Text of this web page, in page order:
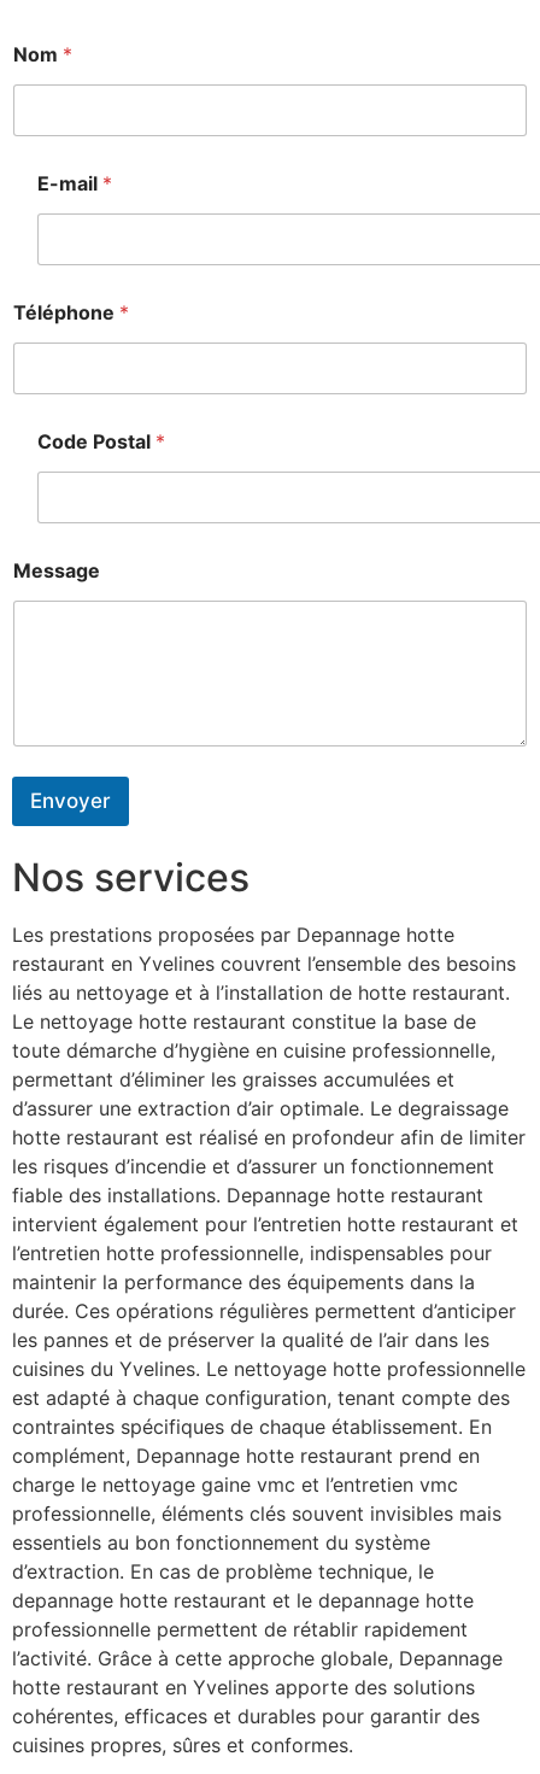
Nom *
E-mail *
Téléphone *
Code Postal *
Message
Envoyer
Nos services
Les prestations proposées par Depannage hotte
restaurant en Yvelines couvrent l’ensemble des besoins
liés au nettoyage et à l’installation de hotte restaurant.
Le nettoyage hotte restaurant constitue la base de
toute démarche d’hygiène en cuisine professionnelle,
permettant d’éliminer les graisses accumulées et
d’assurer une extraction d’air optimale. Le degraissage
hotte restaurant est réalisé en profondeur afin de limiter
les risques d’incendie et d’assurer un fonctionnement
fiable des installations. Depannage hotte restaurant
intervient également pour l’entretien hotte restaurant et
l’entretien hotte professionnelle, indispensables pour
maintenir la performance des équipements dans la
durée. Ces opérations régulières permettent d’anticiper
les pannes et de préserver la qualité de l’air dans les
cuisines du Yvelines. Le nettoyage hotte professionnelle
est adapté à chaque configuration, tenant compte des
contraintes spécifiques de chaque établissement. En
complément, Depannage hotte restaurant prend en
charge le nettoyage gaine vmc et l’entretien vmc
professionnelle, éléments clés souvent invisibles mais
essentiels au bon fonctionnement du système
d’extraction. En cas de problème technique, le
depannage hotte restaurant et le depannage hotte
professionnelle permettent de rétablir rapidement
l’activité. Grâce à cette approche globale, Depannage
hotte restaurant en Yvelines apporte des solutions
cohérentes, efficaces et durables pour garantir des
cuisines propres, sûres et conformes.